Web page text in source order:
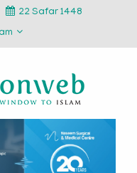
22 Safar 1448